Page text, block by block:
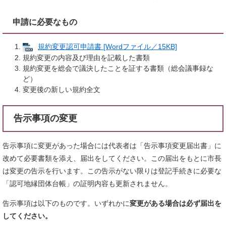
申請に必要なもの
規約変更認可申請書 [Wordファイル／15KB]
規約変更の内容及び理由を記載した書類
規約変更を総会で議決したことを証する書類（総会議事録な
ど）
変更後の新しい規約全文
告示事項の変更
告示事項に変更があった場合には代表者は「告示事項変更届出書」に
改めて必要書類を添え、届出をしてください。この届出をもとに市長
は変更の告示を行います。この告示がない限りは登記手続きに必要な
「認可地縁団体台帳」の証明内容も更新されません。
告示事項は以下のものです。いずれかに変更がある場合は必ず届出を
してください。